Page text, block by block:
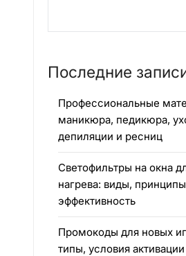
Последние
Профессиональные
маникюра, педикюра,
депиляции и ресниц
Светофильтры на окна
нагрева: виды,
эффективность
Промокоды для новых
типы, условия